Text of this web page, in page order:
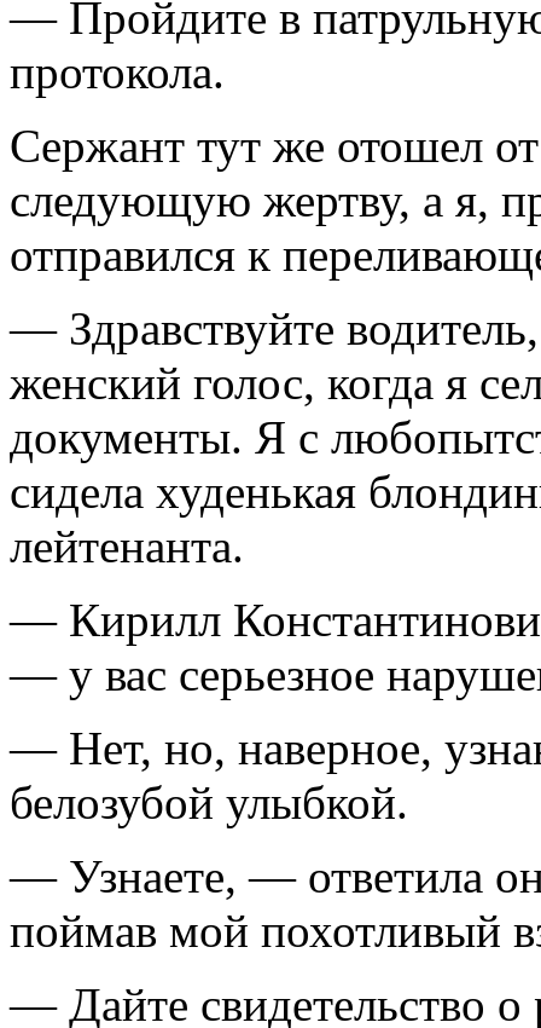
— Пройдите в
протокола.
Сержант тут же отошел
следующую жертву, а я,
отправился к
— Здравствуйте
женский голос, когда я
документы. Я с
сидела худенькая
лейтенанта.
— Кирилл
— у вас серьезное
— Нет, но, наверное,
белозубой улыбкой.
— Узнаете, — ответила
поймав мой похотливый
— Дайте свидетельство о